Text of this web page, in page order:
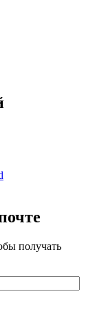
получать